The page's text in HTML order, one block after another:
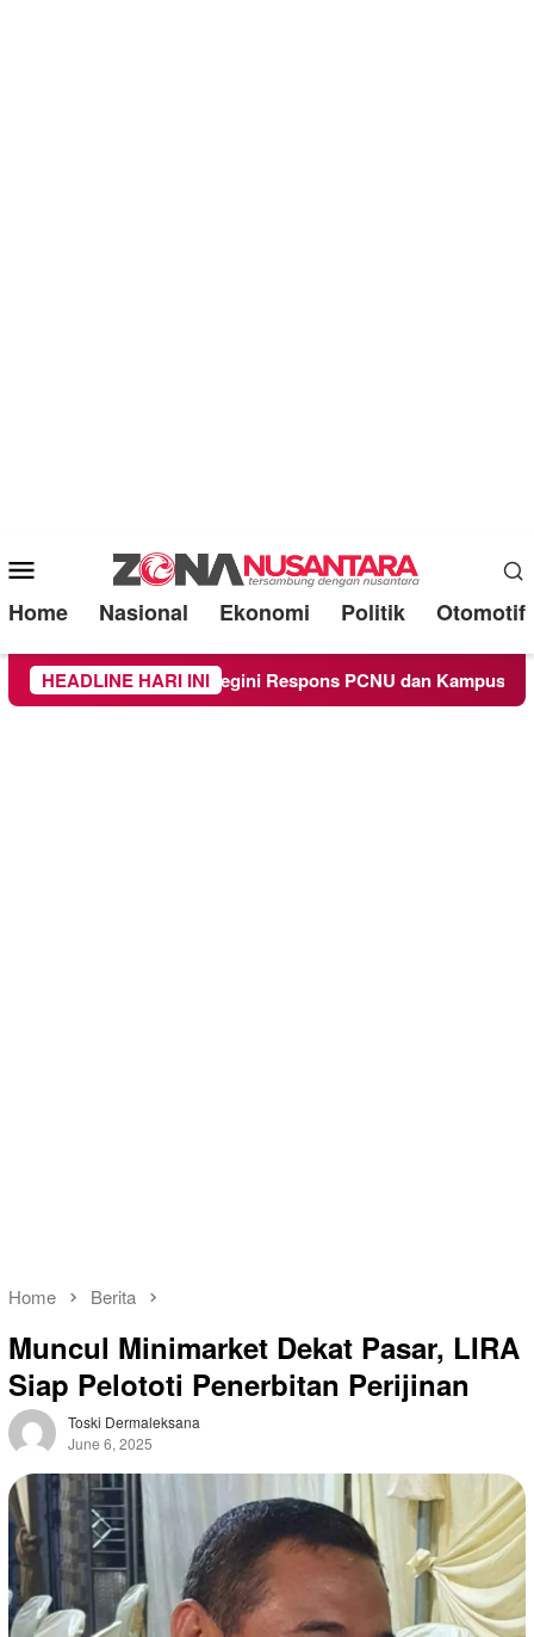
Mobile
Menu
Home Nasional Ekonomi Politik Otomotif
HEADLINE HARI INI
Begini Respons PCNU dan Kampus Owner
Home Berita
Muncul Minimarket Dekat Pasar, LIRA
Siap Pelototi Penerbitan Perijinan
Toski Dermaleksana
June 6, 2025